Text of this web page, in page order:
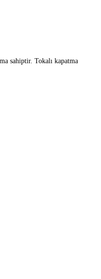
sahiptir. Tokalı kapatma